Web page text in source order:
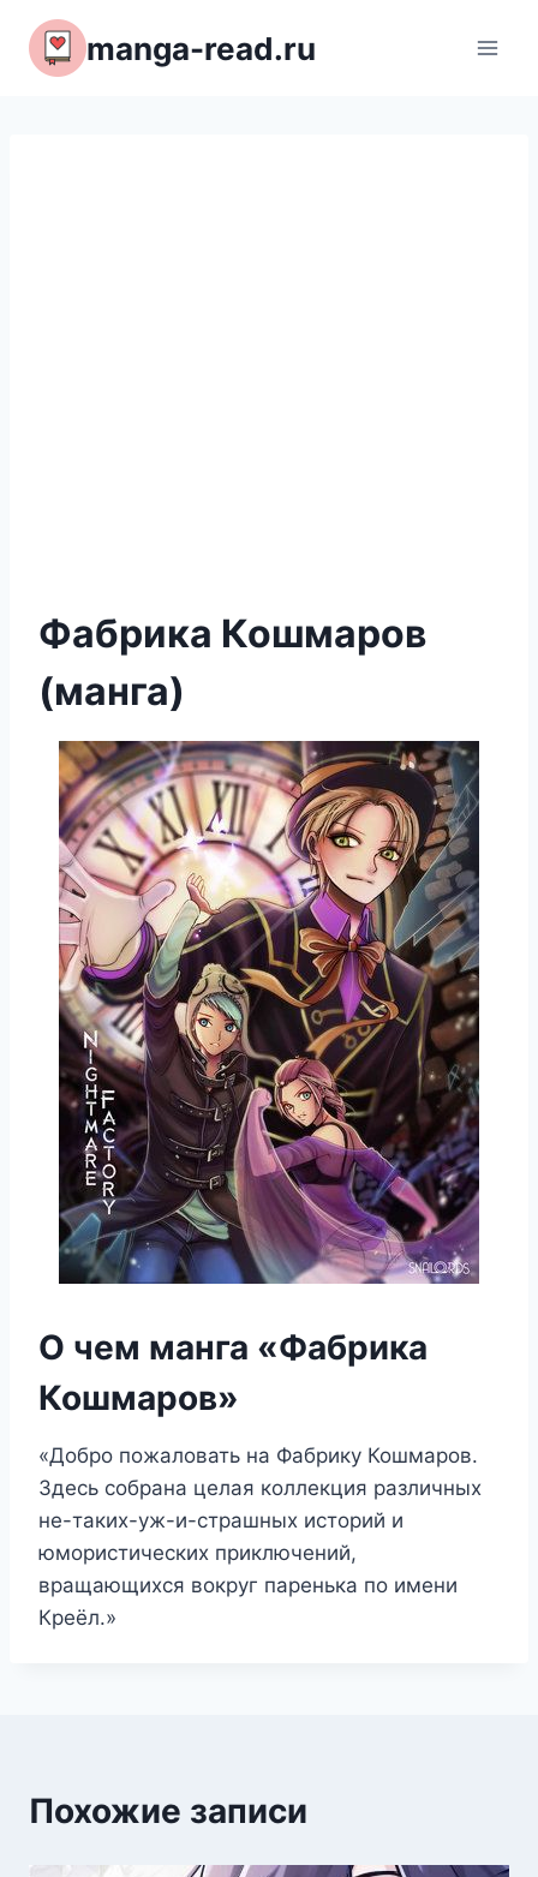
Перейти
содержимому
manga-read.ru
Фабрика Кошмаров
(манга)
О чем манга «Фабрика
Кошмаров»
«Добро пожаловать на Фабрику Кошмаров.
Здесь собрана целая коллекция различных
не-таких-уж-и-страшных историй и
юмористических приключений,
вращающихся вокруг паренька по имени
Креёл.»
Похожие записи